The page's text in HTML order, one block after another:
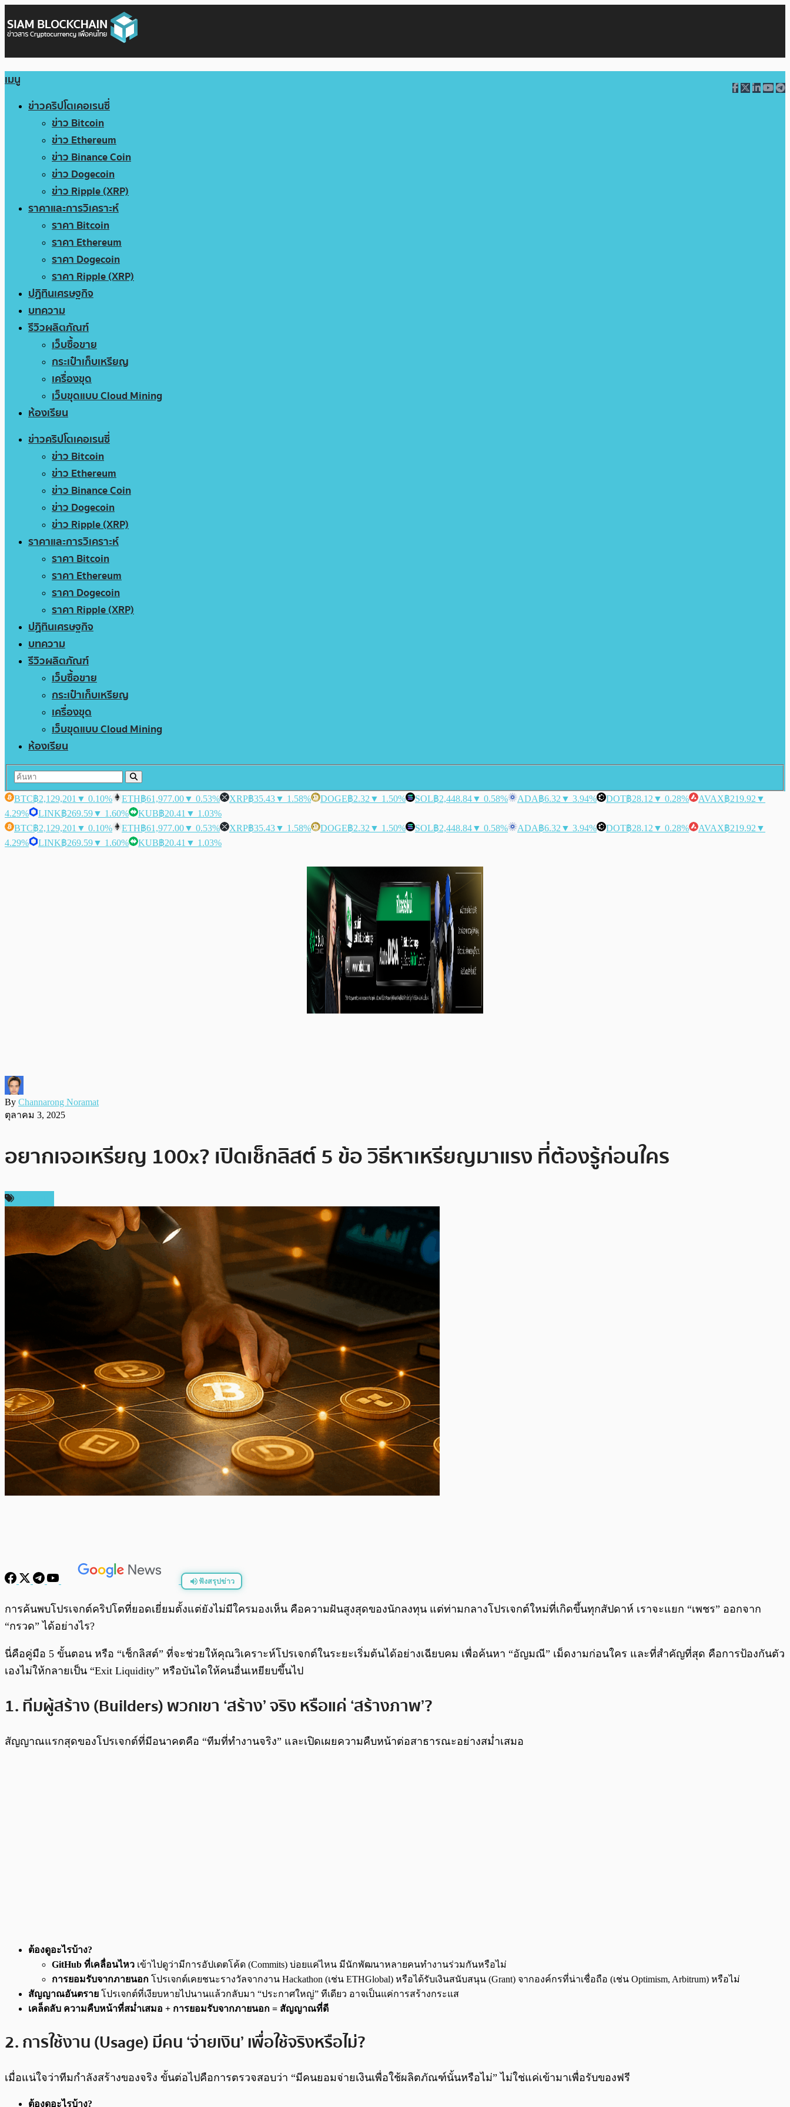
เมนู
ข่าวคริปโตเคอเรนซี่
ข่าว Bitcoin
ข่าว Ethereum
ข่าว Binance Coin
ข่าว Dogecoin
ข่าว Ripple (XRP)
ราคาและการวิเคราะห์
ราคา Bitcoin
ราคา Ethereum
ราคา Dogecoin
ราคา Ripple (XRP)
ปฏิทินเศรษฐกิจ
บทความ
รีวิวผลิตภัณฑ์
เว็บซื้อขาย
กระเป๋าเก็บเหรียญ
เครื่องขุด
เว็บขุดแบบ Cloud Mining
ห้องเรียน
ข่าวคริปโตเคอเรนซี่
ข่าว Bitcoin
ข่าว Ethereum
ข่าว Binance Coin
ข่าว Dogecoin
ข่าว Ripple (XRP)
ราคาและการวิเคราะห์
ราคา Bitcoin
ราคา Ethereum
ราคา Dogecoin
ราคา Ripple (XRP)
ปฏิทินเศรษฐกิจ
บทความ
รีวิวผลิตภัณฑ์
เว็บซื้อขาย
กระเป๋าเก็บเหรียญ
เครื่องขุด
เว็บขุดแบบ Cloud Mining
ห้องเรียน
BTC฿2,129,201 ▼ 0.10% ETH฿61,977.00▼ 0.53% XRP฿35.43▼ 1.58% DOGE฿2.32 ▼ 1.50% SOL฿2,448.84▼ 0.58% ADA฿6.32 ▼ 3.94% DOT฿28.12 ▼ 0.28% AVAX฿219.92 ▼
4.29%
LINK฿269.59▼ 1.60% KUB฿20.41 ▼ 1.03%
BTC฿2,129,201 ▼ 0.10% ETH฿61,977.00▼ 0.53% XRP฿35.43▼ 1.58% DOGE฿2.32 ▼ 1.50% SOL฿2,448.84▼ 0.58% ADA฿6.32 ▼ 3.94% DOT฿28.12 ▼ 0.28% AVAX฿219.92 ▼
4.29%
LINK฿269.59▼ 1.60% KUB฿20.41 ▼ 1.03%
By Channarong Noramat
ตุลาคม 3, 2025
อยากเจอเหรียญ 100x? เปิดเช็กลิสต์ 5 ข้อ วิธีหาเหรียญมาแรง ที่ต้องรู้ก่อนใคร
ฟังสรุปข่าว
พร้อมเล่น 0:00
การค้นพบโปรเจกต์คริปโตที่ยอดเยี่ยมตั้งแต่ยังไม่มีใครมองเห็น คือความฝันสูงสุดของนักลงทุน แต่ท่ามกลางโปรเจกต์ใหม่ที่เกิดขึ้นทุกสัปดาห์ เราจะแยก “เพชร” ออกจาก
“กรวด” ได้อย่างไร?
นี่คือคู่มือ 5 ขั้นตอน หรือ “เช็กลิสต์” ที่จะช่วยให้คุณวิเคราะห์โปรเจกต์ในระยะเริ่มต้นได้อย่างเฉียบคม เพื่อค้นหา “อัญมณี” เม็ดงามก่อนใคร และที่สำคัญที่สุด คือการป้องกันตัว
เองไม่ให้กลายเป็น “Exit Liquidity” หรือบันไดให้คนอื่นเหยียบขึ้นไป
1. ทีมผู้สร้าง (Builders) พวกเขา ‘สร้าง’ จริง หรือแค่ ‘สร้างภาพ’?
สัญญาณแรกสุดของโปรเจกต์ที่มีอนาคตคือ “ทีมที่ทำงานจริง” และเปิดเผยความคืบหน้าต่อสาธารณะอย่างสม่ำเสมอ
ต้องดูอะไรบ้าง?
GitHub ที่เคลื่อนไหว เข้าไปดูว่ามีการอัปเดตโค้ด (Commits) บ่อยแค่ไหน มีนักพัฒนาหลายคนทำงานร่วมกันหรือไม่
การยอมรับจากภายนอก โปรเจกต์เคยชนะรางวัลจากงาน Hackathon (เช่น ETHGlobal) หรือได้รับเงินสนับสนุน (Grant) จากองค์กรที่น่าเชื่อถือ (เช่น Optimism, Arbitrum) หรือไม่
สัญญาณอันตราย โปรเจกต์ที่เงียบหายไปนานแล้วกลับมา “ประกาศใหญ่” ทีเดียว อาจเป็นแค่การสร้างกระแส
เคล็ดลับ ความคืบหน้าที่สม่ำเสมอ + การยอมรับจากภายนอก = สัญญาณที่ดี
2. การใช้งาน (Usage) มีคน ‘จ่ายเงิน’ เพื่อใช้จริงหรือไม่?
เมื่อแน่ใจว่าทีมกำลังสร้างของจริง ขั้นต่อไปคือการตรวจสอบว่า “มีคนยอมจ่ายเงินเพื่อใช้ผลิตภัณฑ์นั้นหรือไม่” ไม่ใช่แค่เข้ามาเพื่อรับของฟรี
ต้องดูอะไรบ้าง?